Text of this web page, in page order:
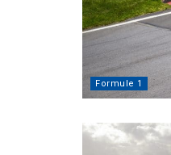
Formule 1